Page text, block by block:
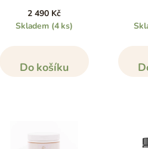
2 490 Kč
Skladem (4 ks)
Do košíku